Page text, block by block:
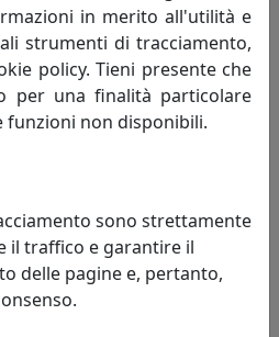
925, FOTO RITRATTO 18X24,
332,00 €
in merito all'utilità e
strumenti di tracciamento,
policy. Tieni presente che
per una finalità particolare
funzioni non disponibili.
sono strettamente
il traffico e garantire il
delle pagine e, pertanto,